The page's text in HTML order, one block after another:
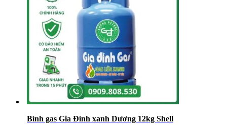
Bình gas Gia Đình xanh Dương 12kg Shell